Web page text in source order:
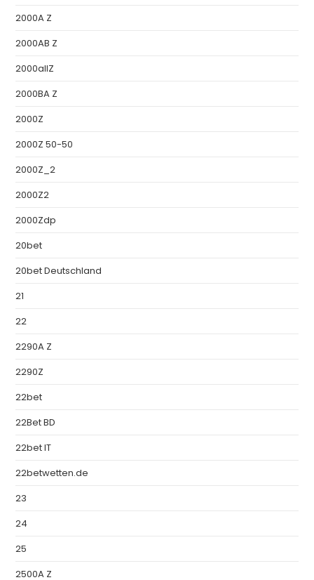
2000A Z
2000AB Z
2000allZ
2000BA Z
2000Z
2000Z 50-50
2000Z_2
2000Z2
2000Zdp
20bet
20bet Deutschland
21
22
2290A Z
2290Z
22bet
22Bet BD
22bet IT
22betwetten.de
23
24
25
2500A Z